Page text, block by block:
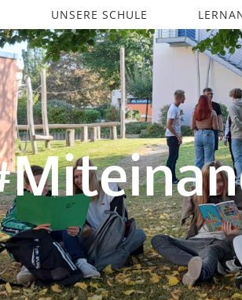
UNSERE SCHULE